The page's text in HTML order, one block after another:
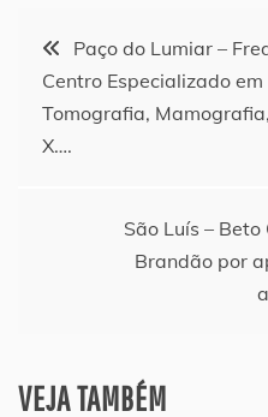
Navegação
de
Paço do Lumiar –
Centro Especializado
Tomografia,
X….
São Luís –
Brandão por
VEJA TAMBÉM